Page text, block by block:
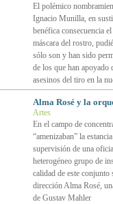
El polémico
Ignacio Munilla, en
benéfica consecuencia
máscara del rostro,
sólo son y han sido
de los que han apoyado
asesinos del tiro en la
Alma Rosé y la
Artes
En el campo de
“amenizaban” la
supervisión de una
heterogéneo grupo de
calidad de este
dirección Alma Rosé,
de Gustav Mahler